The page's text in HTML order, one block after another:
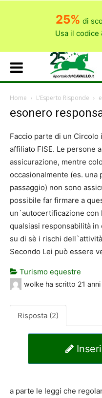
25% di
Usa il codice
Home L’Esperto Risponde
esonero
Faccio parte di un
affiliato FISE. Le persone
assicurazione, mentre
occasionalmente (es. una
passaggio) non sono
possibile far firmare a
un`autocertificazione con
qualsiasi responsabilità in
su di sè i rischi
Secondo Lei può essere
Turismo equestre
wolke ha scritto 21
Risposta (2)
a parte le leggi che